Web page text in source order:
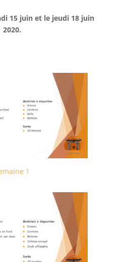
15 juin et le jeudi 18 juin
2020.
1